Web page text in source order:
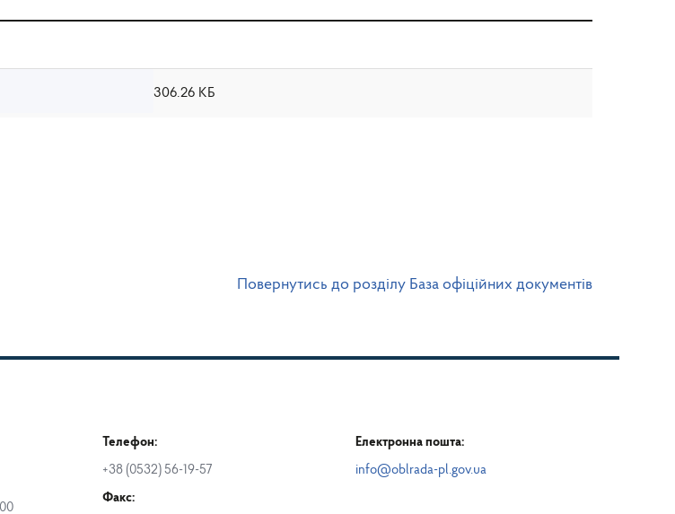
306.26 КБ
Повернутись до розділу База офіційних документів
Телефон:
+38 (0532) 56-19-57
Факс:
Електронна пошта:
info@oblrada-pl.gov.ua